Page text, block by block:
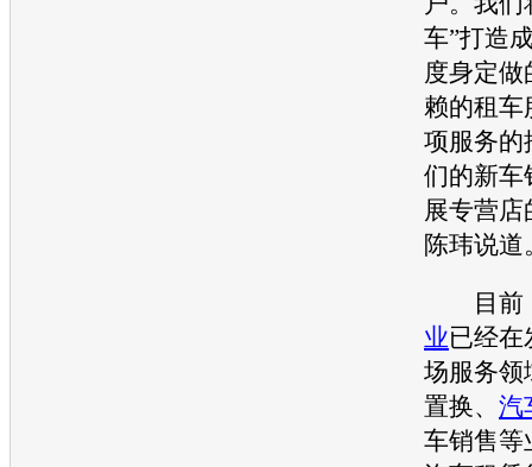
车”打造
度身定
赖的租车
项服务的
们的新车
展专营店
陈玮说道
目前
业已经在
场服务领
置换、 汽
车销售等